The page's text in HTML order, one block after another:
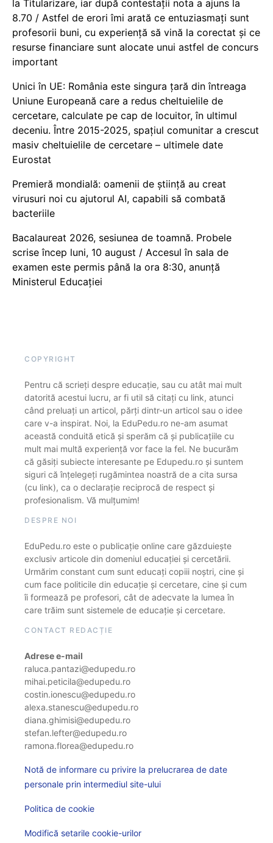
la Titularizare, iar după contestații nota a ajuns la
8.70 / Astfel de erori îmi arată ce entuziasmați sunt
profesorii buni, cu experiență să vină la corectat și ce
resurse financiare sunt alocate unui astfel de concurs
important
Unici în UE: România este singura țară din întreaga
Uniune Europeană care a redus cheltuielile de
cercetare, calculate pe cap de locuitor, în ultimul
deceniu. Între 2015-2025, spațiul comunitar a crescut
masiv cheltuielile de cercetare – ultimele date
Eurostat
Premieră mondială: oamenii de știință au creat
virusuri noi cu ajutorul AI, capabili să combată
bacteriile
Bacalaureat 2026, sesiunea de toamnă. Probele
scrise încep luni, 10 august / Accesul în sala de
examen este permis până la ora 8:30, anunță
Ministerul Educației
COPYRIGHT
Pentru că scrieți despre educație, sau cu atât mai mult
datorită acestui lucru, ar fi util să citați cu link, atunci
când preluați un articol, părți dintr-un articol sau o idee
care v-a inspirat. Noi, la EduPedu.ro ne-am asumat
această conduită etică și sperăm că și publicațiile cu
mult mai multă experiență vor face la fel. Ne bucurăm
că găsiți subiecte interesante pe Edupedu.ro și suntem
siguri că înțelegeți rugămintea noastră de a cita sursa
(cu link), ca o declarație reciprocă de respect și
profesionalism. Vă mulțumim!
DESPRE NOI
EduPedu.ro este o publicație online care găzduiește
exclusiv articole din domeniul educației și cercetării.
Urmărim constant cum sunt educați copiii noștri, cine și
cum face politicile din educație și cercetare, cine și cum
îi formează pe profesori, cât de adecvate la lumea în
care trăim sunt sistemele de educație și cercetare.
CONTACT REDACȚIE
Adrese e-mail
raluca.pantazi@edupedu.ro
mihai.peticila@edupedu.ro
costin.ionescu@edupedu.ro
alexa.stanescu@edupedu.ro
diana.ghimisi@edupedu.ro
stefan.lefter@edupedu.ro
ramona.florea@edupedu.ro
Notă de informare cu privire la prelucrarea de date
personale prin intermediul site-ului
Politica de cookie
Modifică setarile cookie-urilor